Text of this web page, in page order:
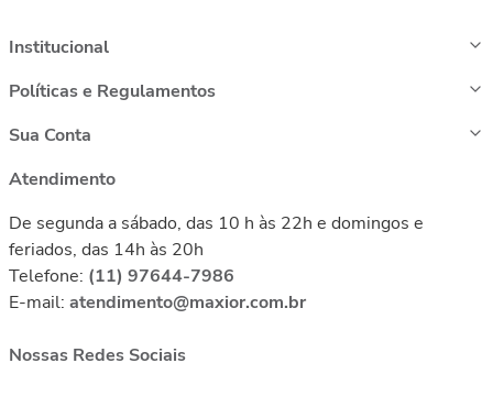
Institucional
Políticas e Regulamentos
Sua Conta
Atendimento
De segunda a sábado, das 10 h às 22h e domingos e
feriados, das 14h às 20h
Telefone: (11) 97644-7986
E-mail: atendimento@maxior.com.br
Nossas Redes Sociais